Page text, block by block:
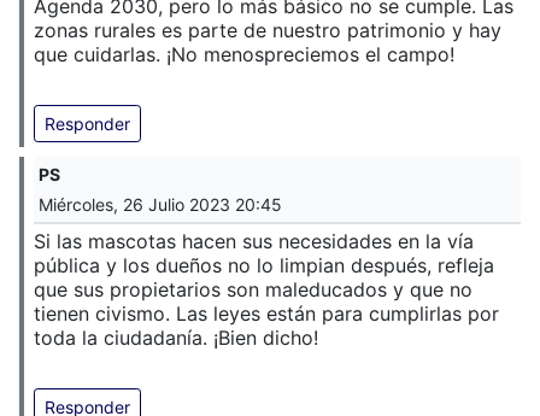
Agenda 2030, pero lo más básico no se cumple. Las
zonas rurales es parte de nuestro patrimonio y hay
que cuidarlas. ¡No menospreciemos el campo!
Responder
PS
Miércoles, 26 Julio 2023 20:45
Si las mascotas hacen sus necesidades en la vía
pública y los dueños no lo limpian después, refleja
que sus propietarios son maleducados y que no
tienen civismo. Las leyes están para cumplirlas por
toda la ciudadanía. ¡Bien dicho!
Responder